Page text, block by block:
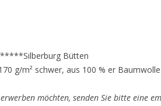
Bütten
g/m² schwer, aus 100 % er
möchten, senden Sie bitte eine